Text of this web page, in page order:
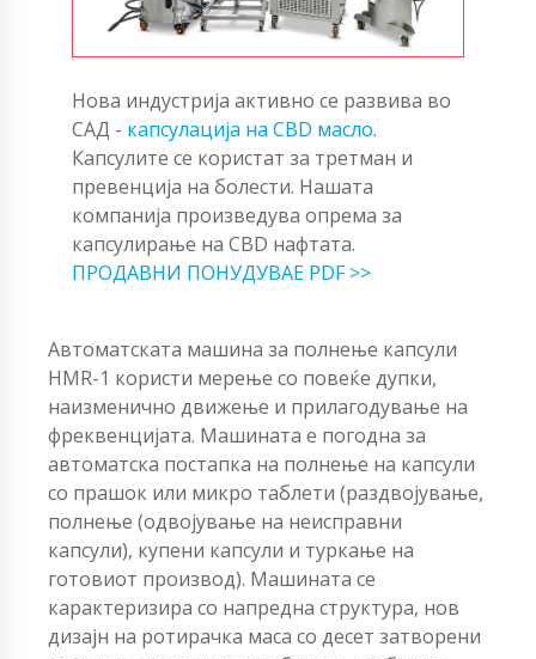
Нова индустрија активно се развива во
САД - капсулација на CBD масло.
Капсулите се користат за третман и
превенција на болести. Нашата
компанија произведува опрема за
капсулирање на CBD нафтата.
ПРОДАВНИ ПОНУДУВАЕ PDF >>
Автоматската машина за полнење капсули
HMR-1 користи мерење со повеќе дупки,
наизменично движење и прилагодување на
фреквенцијата. Машината е погодна за
автоматска постапка на полнење на капсули
со прашок или микро таблети (раздвојување,
полнење (одвојување на неисправни
капсули), купени капсули и туркање на
готовиот производ). Машината се
карактеризира со напредна структура, нов
дизајн на ротирачка маса со десет затворени